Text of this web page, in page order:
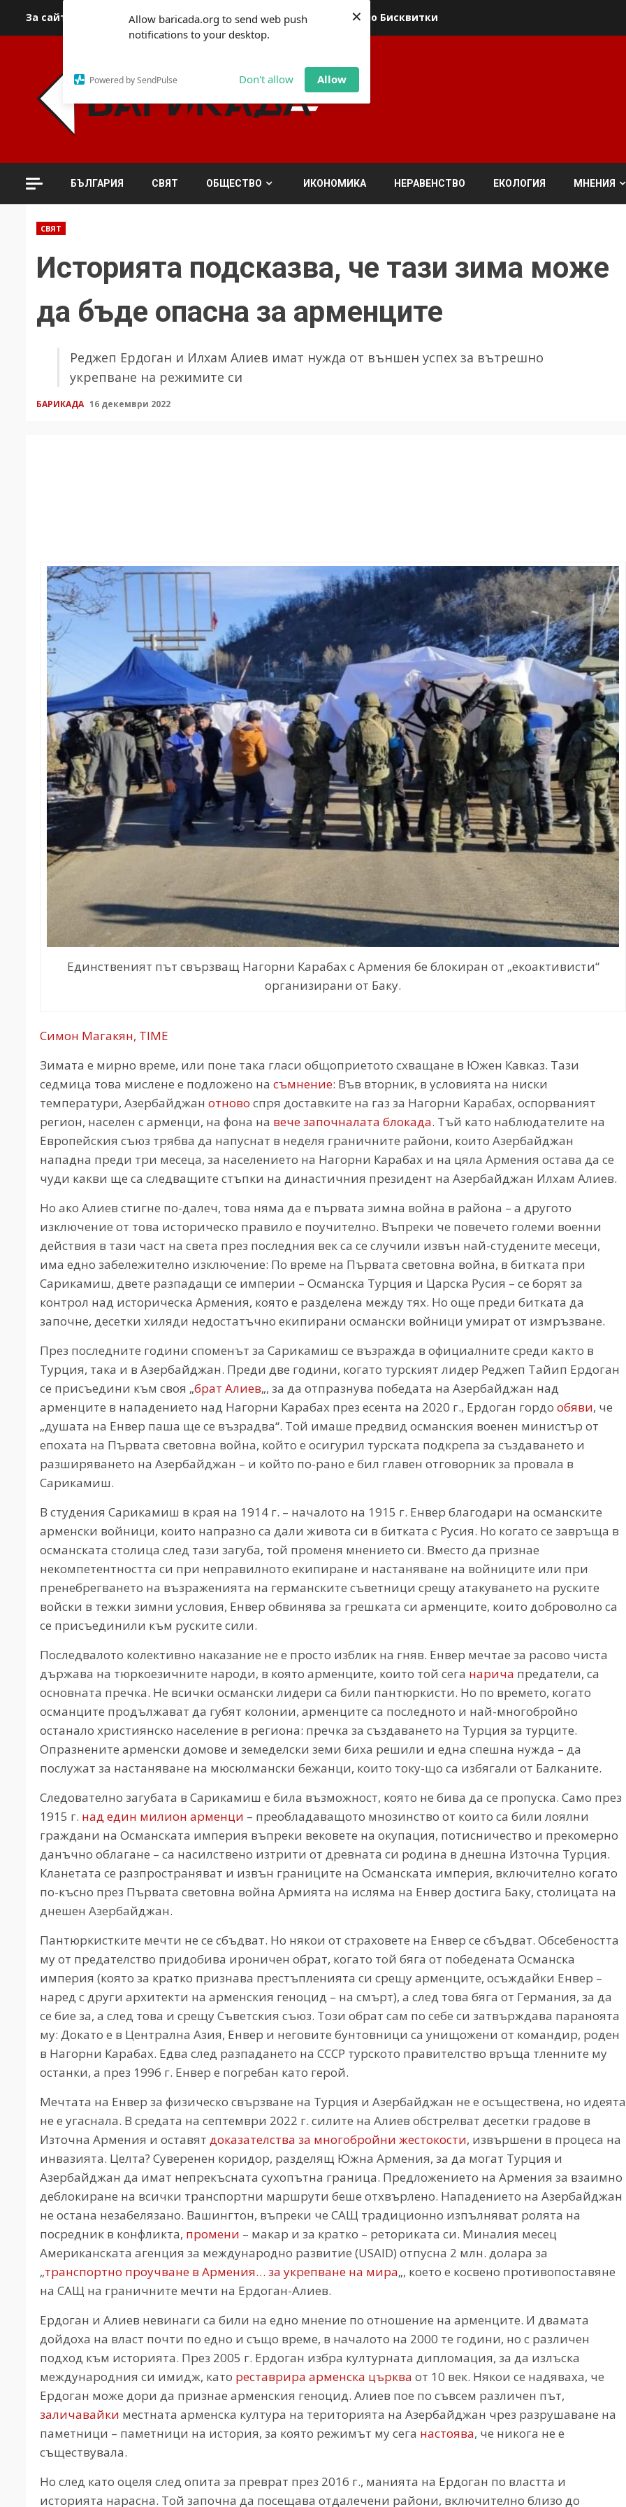
Allow baricada.org to send web push
notifications to your desktop.
Powered by SendPulse Don't allow Allow
×
За сайта За контакти За реклама Политика относно Бисквитки
БЪЛГАРИЯ СВЯТ ОБЩЕСТВО ИКОНОМИКА НЕРАВЕНСТВО ЕКОЛОГИЯ МНЕНИЯ
СВЯТ
Историята подсказва, че тази зима може
да бъде опасна за арменците
Реджеп Ердоган и Илхам Алиев имат нужда от външен успех за вътрешно
укрепване на режимите си
БАРИКАДА 16 декември 2022
Единственият път свързващ Нагорни Карабах с Армения бе блокиран от „екоактивисти“
организирани от Баку.
Симон Магакян, TIME
Зимата е мирно време, или поне така гласи общоприетото схващане в Южен Кавказ. Тази
седмица това мислене е подложено на съмнение: Във вторник, в условията на ниски
температури, Азербайджан отново спря доставките на газ за Нагорни Карабах, оспорваният
регион, населен с арменци, на фона на вече започналата блокада. Тъй като наблюдателите на
Европейския съюз трябва да напуснат в неделя граничните райони, които Азербайджан
нападна преди три месеца, за населението на Нагорни Карабах и на цяла Армения остава да се
чуди какви ще са следващите стъпки на династичния президент на Азербайджан Илхам Алиев.
Но ако Алиев стигне по-далеч, това няма да е първата зимна война в района – а другото
изключение от това историческо правило е поучително. Въпреки че повечето големи военни
действия в тази част на света през последния век са се случили извън най-студените месеци,
има едно забележително изключение: По време на Първата световна война, в битката при
Сарикамиш, двете разпадащи се империи – Османска Турция и Царска Русия – се борят за
контрол над историческа Армения, която е разделена между тях. Но още преди битката да
започне, десетки хиляди недостатъчно екипирани османски войници умират от измръзване.
През последните години споменът за Сарикамиш се възражда в официалните среди както в
Турция, така и в Азербайджан. Преди две години, когато турският лидер Реджеп Тайип Ердоган
се присъедини към своя „брат Алиев„, за да отпразнува победата на Азербайджан над
арменците в нападението над Нагорни Карабах през есента на 2020 г., Ердоган гордо обяви, че
„душата на Енвер паша ще се възрадва“. Той имаше предвид османския военен министър от
епохата на Първата световна война, който е осигурил турската подкрепа за създаването и
разширяването на Азербайджан – и който по-рано е бил главен отговорник за провала в
Сарикамиш.
В студения Сарикамиш в края на 1914 г. – началото на 1915 г. Енвер благодари на османските
арменски войници, които напразно са дали живота си в битката с Русия. Но когато се завръща в
османската столица след тази загуба, той променя мнението си. Вместо да признае
некомпетентността си при неправилното екипиране и настаняване на войниците или при
пренебрегването на възраженията на германските съветници срещу атакуването на руските
войски в тежки зимни условия, Енвер обвинява за грешката си арменците, които доброволно са
се присъединили към руските сили.
Последвалото колективно наказание не е просто изблик на гняв. Енвер мечтае за расово чиста
държава на тюркоезичните народи, в която арменците, които той сега нарича предатели, са
основната пречка. Не всички османски лидери са били пантюркисти. Но по времето, когато
османците продължават да губят колонии, арменците са последното и най-многобройно
останало християнско население в региона: пречка за създаването на Турция за турците.
Опразнените арменски домове и земеделски земи биха решили и една спешна нужда – да
послужат за настаняване на мюсюлмански бежанци, които току-що са избягали от Балканите.
Следователно загубата в Сарикамиш е била възможност, която не бива да се пропуска. Само през
1915 г. над един милион арменци – преобладаващото мнозинство от които са били лоялни
граждани на Османската империя въпреки вековете на окупация, потисничество и прекомерно
данъчно облагане – са насилствено изтрити от древната си родина в днешна Източна Турция.
Кланетата се разпространяват и извън границите на Османската империя, включително когато
по-късно през Първата световна война Армията на исляма на Енвер достига Баку, столицата на
днешен Азербайджан.
Пантюркистките мечти не се сбъдват. Но някои от страховете на Енвер се сбъдват. Обсебеността
му от предателство придобива ироничен обрат, когато той бяга от победената Османска
империя (която за кратко признава престъпленията си срещу арменците, осъждайки Енвер –
наред с други архитекти на арменския геноцид – на смърт), а след това бяга от Германия, за да
се бие за, а след това и срещу Съветския съюз. Този обрат сам по себе си затвърждава параноята
му: Докато е в Централна Азия, Енвер и неговите бунтовници са унищожени от командир, роден
в Нагорни Карабах. Едва след разпадането на СССР турското правителство връща тленните му
останки, а през 1996 г. Енвер е погребан като герой.
Мечтата на Енвер за физическо свързване на Турция и Азербайджан не е осъществена, но идеята
не е угаснала. В средата на септември 2022 г. силите на Алиев обстрелват десетки градове в
Източна Армения и оставят доказателства за многобройни жестокости, извършени в процеса на
инвазията. Целта? Суверенен коридор, разделящ Южна Армения, за да могат Турция и
Азербайджан да имат непрекъсната сухопътна граница. Предложението на Армения за взаимно
деблокиране на всички транспортни маршрути беше отхвърлено. Нападението на Азербайджан
не остана незабелязано. Вашингтон, въпреки че САЩ традиционно изпълняват ролята на
посредник в конфликта, промени – макар и за кратко – реториката си. Миналия месец
Американската агенция за международно развитие (USAID) отпусна 2 млн. долара за
„транспортно проучване в Армения… за укрепване на мира„, което е косвено противопоставяне
на САЩ на граничните мечти на Ердоган-Алиев.
Ердоган и Алиев невинаги са били на едно мнение по отношение на арменците. И двамата
дойдоха на власт почти по едно и също време, в началото на 2000 те години, но с различен
подход към историята. През 2005 г. Ердоган избра културната дипломация, за да излъска
международния си имидж, като реставрира арменска църква от 10 век. Някои се надяваха, че
Ердоган може дори да признае арменския геноцид. Алиев пое по съвсем различен път,
заличавайки местната арменска култура на територията на Азербайджан чрез разрушаване на
паметници – паметници на история, за която режимът му сега настоява, че никога не е
съществувала.
Но след като оцеля след опита за преврат през 2016 г., манията на Ердоган по властта и
историята нарасна. Той започна да посещава отдалечени райони, включително близо до